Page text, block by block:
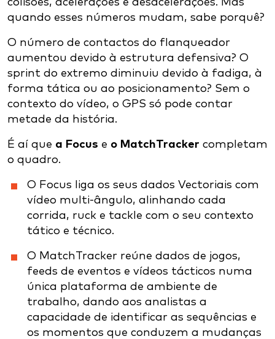
quando esses números mudam, sabe porquê?
O número de contactos do flanqueador
aumentou devido à estrutura defensiva? O
sprint do extremo diminuiu devido à fadiga, à
forma tática ou ao posicionamento? Sem o
contexto do vídeo, o GPS só pode contar
metade da história.
É aí que a Focus e o MatchTracker completam
o quadro.
O Focus liga os seus dados Vectoriais com
vídeo multi-ângulo, alinhando cada
corrida, ruck e tackle com o seu contexto
tático e técnico.
O MatchTracker reúne dados de jogos,
feeds de eventos e vídeos tácticos numa
única plataforma de ambiente de
trabalho, dando aos analistas a
capacidade de identificar as sequências e
os momentos que conduzem a mudanças